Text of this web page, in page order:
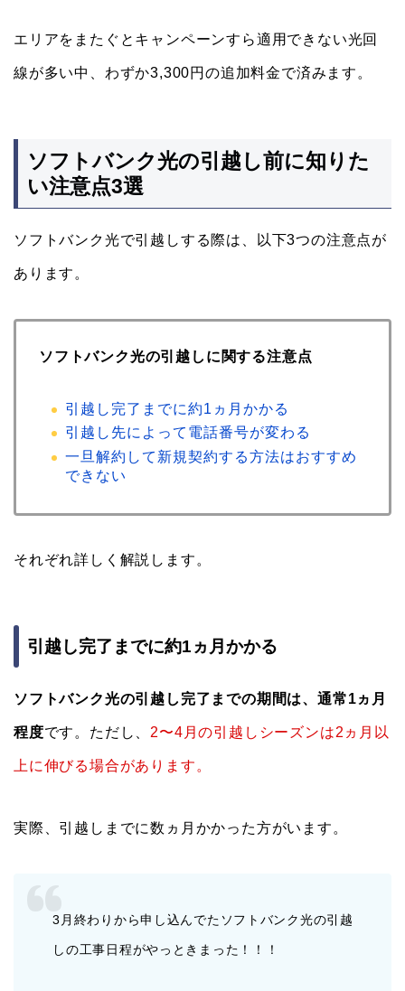
エリアをまたぐとキャンペーンすら適用できない光回
線が多い中、わずか3,300円の追加料金で済みます。
ソフトバンク光の引越し前に知りた
い注意点3選
ソフトバンク光で引越しする際は、以下3つの注意点が
あります。
ソフトバンク光の引越しに関する注意点
引越し完了までに約1ヵ月かかる
引越し先によって電話番号が変わる
一旦解約して新規契約する方法はおすすめ
できない
それぞれ詳しく解説します。
引越し完了までに約1ヵ月かかる
ソフトバンク光の引越し完了までの期間は、通常1ヵ月
程度です。ただし、 2〜4月の引越しシーズンは2ヵ月以
上に伸びる場合があります。
実際、引越しまでに数ヵ月かかった方がいます。
3月終わりから申し込んでたソフトバンク光の引越
しの工事日程がやっときまった！！！